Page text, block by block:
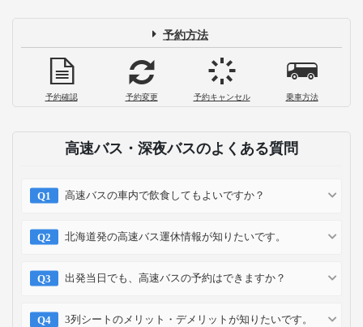
予約方法
予約確認 予約変更 予約キャンセル 乗車方法
高速バス・深夜バスのよくある質問
高速バスの車内で飲食してもよいですか？
北海道発の高速バス運休情報が知りたいです。
出発当日でも、高速バスの予約はできますか？
3列シートのメリット・デメリットが知りたいです。